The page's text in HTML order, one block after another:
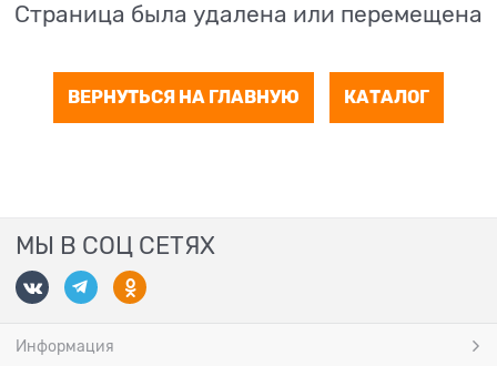
Страница была удалена или перемещена
ВЕРНУТЬСЯ НА ГЛАВНУЮ КАТАЛОГ
МЫ В СОЦ СЕТЯХ
Информация